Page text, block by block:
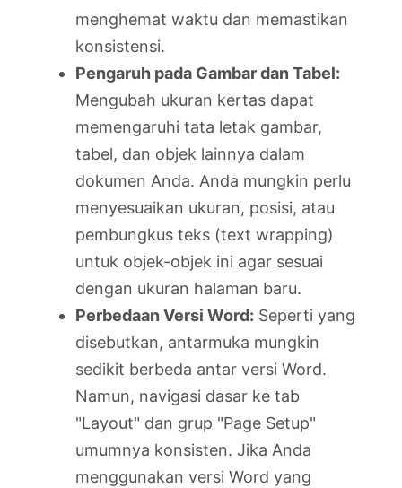
menghemat waktu dan memastikan
konsistensi.
Pengaruh pada Gambar dan Tabel:
Mengubah ukuran kertas dapat
memengaruhi tata letak gambar,
tabel, dan objek lainnya dalam
dokumen Anda. Anda mungkin perlu
menyesuaikan ukuran, posisi, atau
pembungkus teks (text wrapping)
untuk objek-objek ini agar sesuai
dengan ukuran halaman baru.
Perbedaan Versi Word: Seperti yang
disebutkan, antarmuka mungkin
sedikit berbeda antar versi Word.
Namun, navigasi dasar ke tab
"Layout" dan grup "Page Setup"
umumnya konsisten. Jika Anda
menggunakan versi Word yang